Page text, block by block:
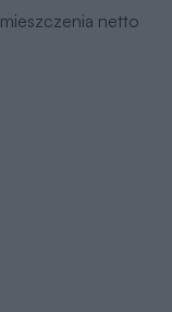
netto